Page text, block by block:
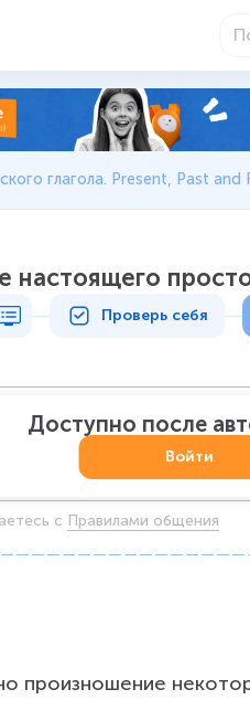
глагола. Present, Past and
настоящего
Проверь себя
c Правилами общения
Доступно после
Войти
произношение